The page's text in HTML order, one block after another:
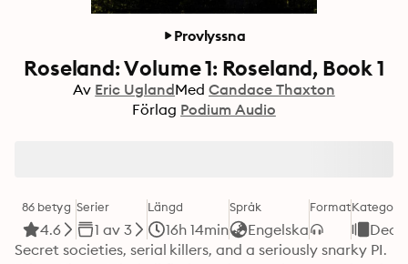
Provlyssna
Roseland: Volume 1: Roseland, Book 1
Av Eric UglandMed Candace Thaxton
Förlag Podium Audio
86 betyg
4.6
Serier
1 av 3
Längd
16h 14min
Språk
Engelska
FormatKategori
Secret societies, serial killers, and a seriously snarky PI.